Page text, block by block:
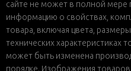
сайте не может в полной мере
информацию о свойствах,
товара, включая цвета,
технических характеристиках
может быть изменена
порядке. Изображения